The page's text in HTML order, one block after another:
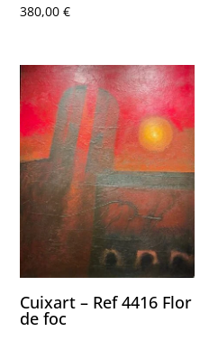
380,00€
Cuixart – Ref 4416 Flor
de foc